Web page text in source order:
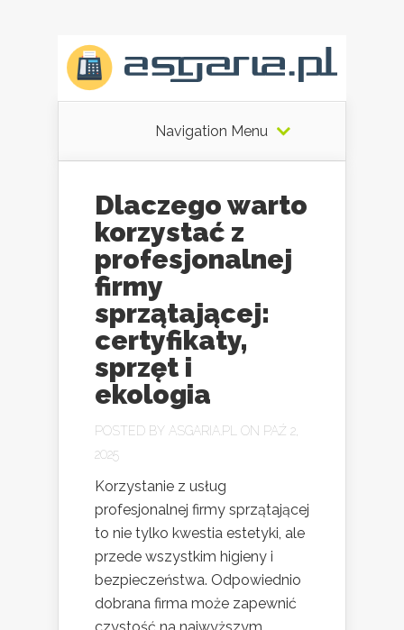
Navigation Menu
Dlaczego warto
korzystać z
profesjonalnej
firmy
sprzątającej:
certyfikaty,
sprzęt i
ekologia
POSTED BY ASGARIA.PL
ON PAŹ 2,
2025
Korzystanie z usług
profesjonalnej firmy sprzątającej
to nie tylko kwestia estetyki, ale
przede wszystkim higieny i
bezpieczeństwa. Odpowiednio
dobrana firma może zapewnić